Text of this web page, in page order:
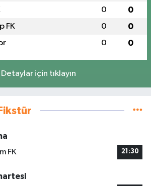
0 0
FK 0 0
0 0
Detaylar için tıklayın
FK
21:30